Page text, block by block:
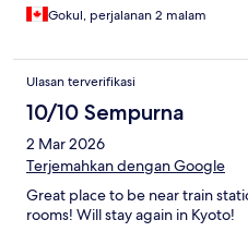
Gokul, perjalanan 2 malam
Ulasan terverifikasi
10/10 Sempurna
2 Mar 2026
Terjemahkan dengan Google
Great place to be near train
rooms! Will stay again in Kyoto!